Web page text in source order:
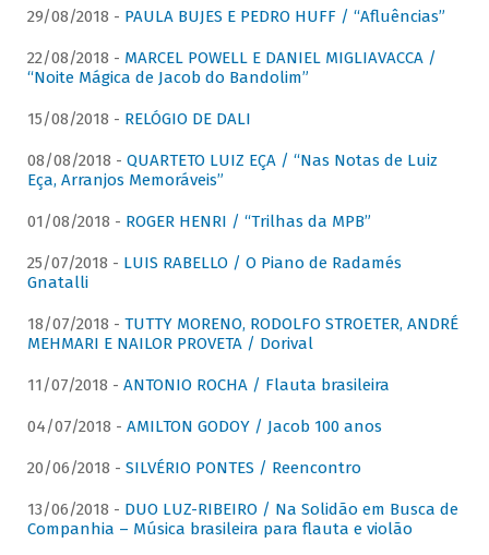
29/08/2018 - PAULA BUJES E PEDRO HUFF / “Afluências”
22/08/2018 - MARCEL POWELL E DANIEL MIGLIAVACCA /
“Noite Mágica de Jacob do Bandolim”
15/08/2018 - RELÓGIO DE DALI
08/08/2018 - QUARTETO LUIZ EÇA / “Nas Notas de Luiz
Eça, Arranjos Memoráveis”
01/08/2018 - ROGER HENRI / “Trilhas da MPB”
25/07/2018 - LUIS RABELLO / O Piano de Radamés
Gnatalli
18/07/2018 - TUTTY MORENO, RODOLFO STROETER, ANDRÉ
MEHMARI E NAILOR PROVETA / Dorival
11/07/2018 - ANTONIO ROCHA / Flauta brasileira
04/07/2018 - AMILTON GODOY / Jacob 100 anos
20/06/2018 - SILVÉRIO PONTES / Reencontro
13/06/2018 - DUO LUZ-RIBEIRO / Na Solidão em Busca de
Companhia – Música brasileira para flauta e violão